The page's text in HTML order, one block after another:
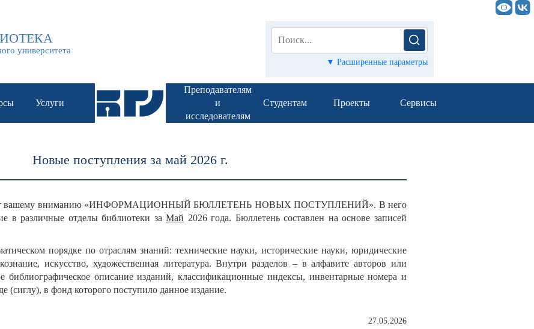
университета
▼ Расширенные параметры
Услуги
Преподавателям
и
исследователям
Студентам Проекты Сервисы
Новые поступления за май 2026 г.
вашему вниманию «ИНФОРМАЦИОННЫЙ БЮЛЛЕТЕНЬ НОВЫХ ПОСТУПЛЕНИЙ». В него
в различные отделы библиотеки заМай 2026 года. Бюллетень составлен на основе записей
порядке по отраслям знаний: технические науки, исторические науки, юридические
искусство, художественная литература. Внутри разделов – в алфавите авторов или
библиографическое описание изданий, классификационные индексы, инвентарные номера и
(сиглу), в фонд которого поступило данное издание.
27.05.2026